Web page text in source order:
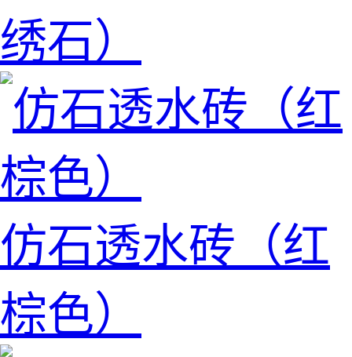
绣石）
仿石透水砖（红
棕色）